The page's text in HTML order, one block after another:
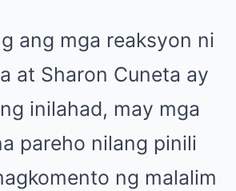
ang mga reaksyon ni
at Sharon Cuneta ay
inilahad, may mga
pareho nilang pinili
ng malalim